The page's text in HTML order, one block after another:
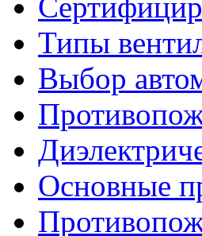
Типы
Выбор
Основные